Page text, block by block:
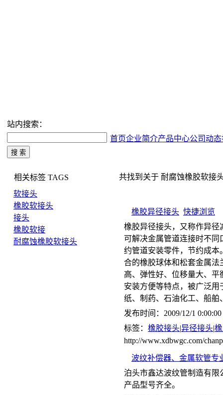
站内搜索：
首页企业简介产品中心公司动态
相关标签 TAGS
软接头
橡胶软接头
接头
橡胶软接
耐腐蚀橡胶软接头
共找到关于 耐腐蚀橡胶软接
橡胶异径接头 快捷浏览
橡胶异径接头，又称作异
可解决金属管道连接时不
约管道安装零件，节约成
合的橡胶球体和松套金属
高、弹性好、位移量大、
安装方便等特点，被广泛
纸、制药、石油化工、船
发布时间：2009/12/1 0:00:00
标签： 橡胶接头|异径接头|
http://www.xdbwgc.com/
波纹补偿器、金属软管专
泊头市鑫达波纹管制造有
产品型号齐全。